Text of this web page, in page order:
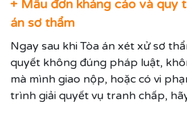
+ Mẫu đơn kháng cáo và quy
án sơ thẩm
Ngay sau khi Tòa án xét xử sơ
quyết không đúng pháp luật,
mà mình giao nộp, hoặc có vi
trình giải quyết vụ tranh chấp,